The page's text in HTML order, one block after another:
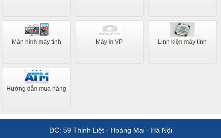
Màn hình máy tính Máy in VP Linh kiện máy tính
Hướng dẫn mua hàng
ĐC: 59 Thịnh Liệt - Hoàng Mai - Hà Nội